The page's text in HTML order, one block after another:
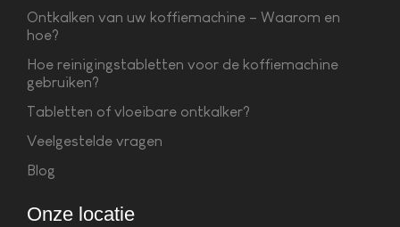
Ontkalken van uw koffiemachine – Waarom en
hoe?
Hoe reinigingstabletten voor de koffiemachine
gebruiken?
Tabletten of vloeibare ontkalker?
Veelgestelde vragen
Blog
Onze locatie